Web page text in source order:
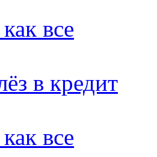
все
в кредит
все